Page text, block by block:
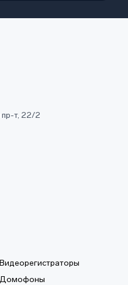
т, 22/2
Видеорегистраторы
Домофоны